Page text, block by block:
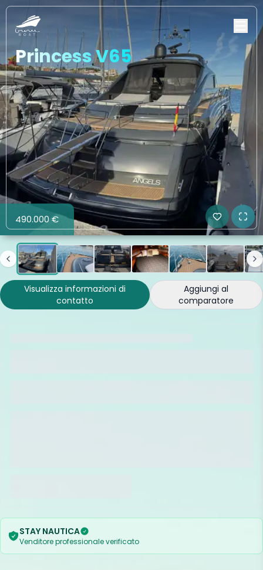
Princess V65
490.000 €
Visualizza informazioni di
contatto
Aggiungi al
comparatore
STAY NAUTICA
Venditore professionale verificato